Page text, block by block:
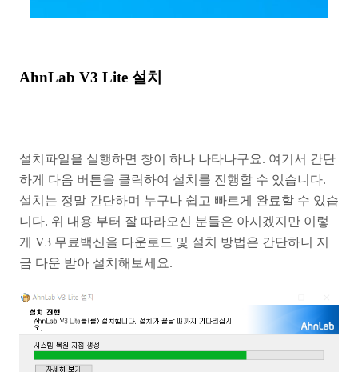
AhnLab V3 Lite 설치
설치파일을 실행하면 창이 하나 나타나구요. 여기서 간단
하게 다음 버튼을 클릭하여 설치를 진행할 수 있습니다.
설치는 정말 간단하며 누구나 쉽고 빠르게 완료할 수 있습
니다. 위 내용 부터 잘 따라오신 분들은 아시겠지만 이렇
게 V3 무료백신을 다운로드 및 설치 방법은 간단하니 지
금 다운 받아 설치해보세요.